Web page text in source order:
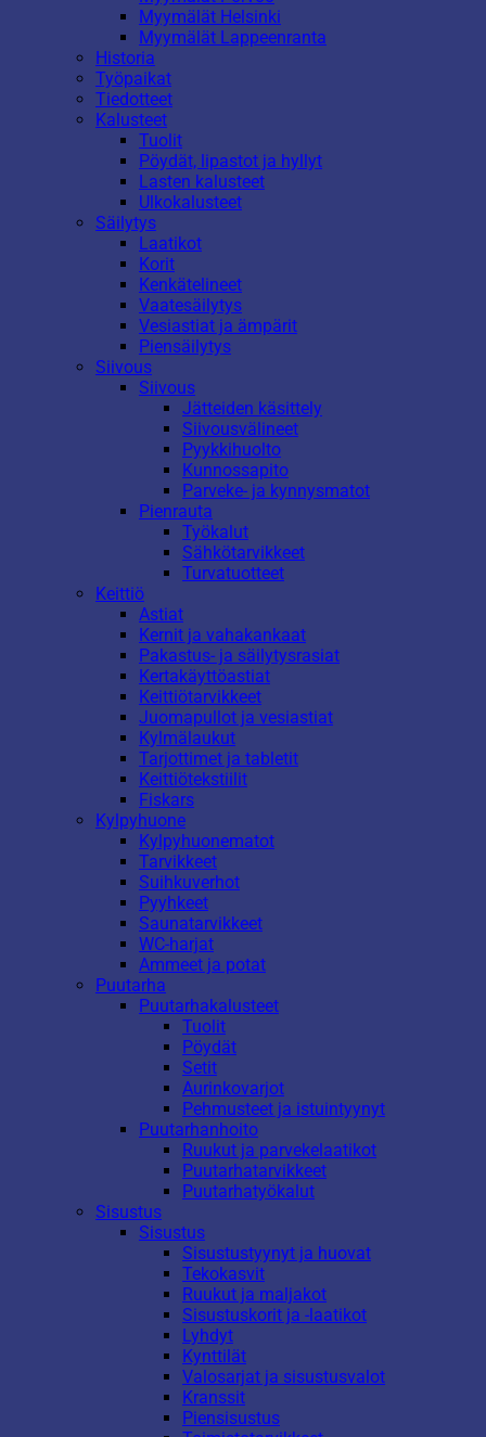
Myymälät Helsinki
Myymälät Lappeenranta
Historia
Työpaikat
Tiedotteet
Kalusteet
Tuolit
Pöydät, lipastot ja hyllyt
Lasten kalusteet
Ulkokalusteet
Säilytys
Laatikot
Korit
Kenkätelineet
Vaatesäilytys
Vesiastiat ja ämpärit
Piensäilytys
Siivous
Siivous
Jätteiden käsittely
Siivousvälineet
Pyykkihuolto
Kunnossapito
Parveke- ja kynnysmatot
Pienrauta
Työkalut
Sähkötarvikkeet
Turvatuotteet
Keittiö
Astiat
Kernit ja vahakankaat
Pakastus- ja säilytysrasiat
Kertakäyttöastiat
Keittiötarvikkeet
Juomapullot ja vesiastiat
Kylmälaukut
Tarjottimet ja tabletit
Keittiötekstiilit
Fiskars
Kylpyhuone
Kylpyhuonematot
Tarvikkeet
Suihkuverhot
Pyyhkeet
Saunatarvikkeet
WC-harjat
Ammeet ja potat
Puutarha
Puutarhakalusteet
Tuolit
Pöydät
Setit
Aurinkovarjot
Pehmusteet ja istuintyynyt
Puutarhanhoito
Ruukut ja parvekelaatikot
Puutarhatarvikkeet
Puutarhatyökalut
Sisustus
Sisustus
Sisustustyynyt ja huovat
Tekokasvit
Ruukut ja maljakot
Sisustuskorit ja -laatikot
Lyhdyt
Kynttilät
Valosarjat ja sisustusvalot
Kranssit
Piensisustus